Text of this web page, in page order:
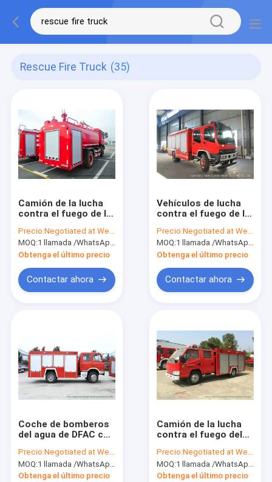
Rescue Fire Truck (35)
Camión de la lucha
contra el fuego de la
conducción a la
derecha/tipo de
impulsión de la mano
izquierda
Precio:Negotiated at Weichat:King253725877
MOQ:1 llamada /WhatsApp de la unidad: +8615271357675
Obtenga el último precio
Contactar ahora
Vehículos de lucha
contra el fuego de la
ISUZU FVR EURO5
para el
departamento del
bombero
Precio:Negotiated at Weichat:King253725877
MOQ:1 llamada /WhatsApp de la unidad: +8615271357675
Obtenga el último precio
Contactar ahora
Coche de bomberos
del agua de DFAC con
6000 litros de
4x2/4x4 Off Road
para la lucha contra
Precio:Negotiated at Weichat:King253725877
MOQ:1 llamada /WhatsApp de la unidad: +8615271357675
Obtenga el último precio
Camión de la lucha
contra el fuego del
JMC 4x2 para la
lucha contra el fuego
con la bomba de
Precio:Negotiated at Weichat:King253725877
MOQ:1 llamada /WhatsApp de la unidad: +8615271357675
Obtenga el último precio